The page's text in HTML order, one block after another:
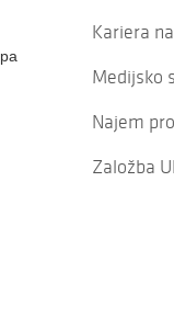
Kariera
Medijsko
Najem
Založba